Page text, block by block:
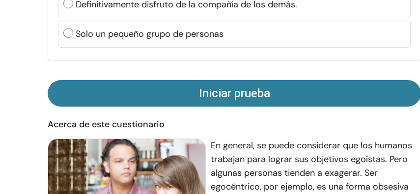
Definitivamente disfruto de la compañía de los demás.
Solo un pequeño grupo de personas
Iniciar prueba
Acerca de este cuestionario
En general, se puede considerar que los humanos
trabajan para lograr sus objetivos egoístas. Pero
algunas personas tienden a exagerar. Ser
egocéntrico, por ejemplo, es una forma obsesiva